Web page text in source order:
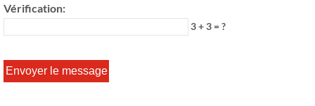
Vérification:
3 + 3 = ?